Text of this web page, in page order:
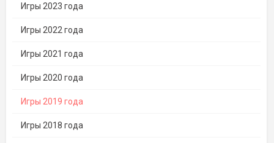
Игры 2023 года
Игры 2022 года
Игры 2021 года
Игры 2020 года
Игры 2019 года
Игры 2018 года